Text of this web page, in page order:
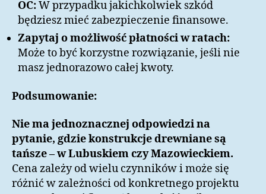
OC:W przypadku jakichkolwiek szkód
będziesz mieć zabezpieczenie finansowe.
Zapytaj o możliwość płatności w ratach:
Może to być korzystne rozwiązanie, jeśli nie
masz jednorazowo całej kwoty.
Podsumowanie:
Nie ma jednoznacznej odpowiedzi na
pytanie, gdzie konstrukcje drewniane są
tańsze – w Lubuskiem czy Mazowieckiem.
Cena zależy od wielu czynników i może się
różnić w zależności od konkretnego projektu